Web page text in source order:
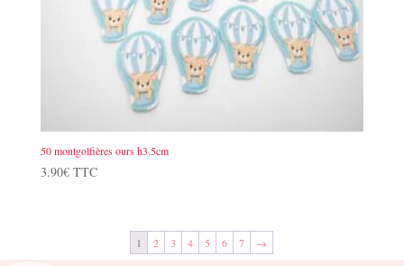
50 montgolfières ours h3.5cm
3.90€ TTC
1 2 3 4 5 6 7 →